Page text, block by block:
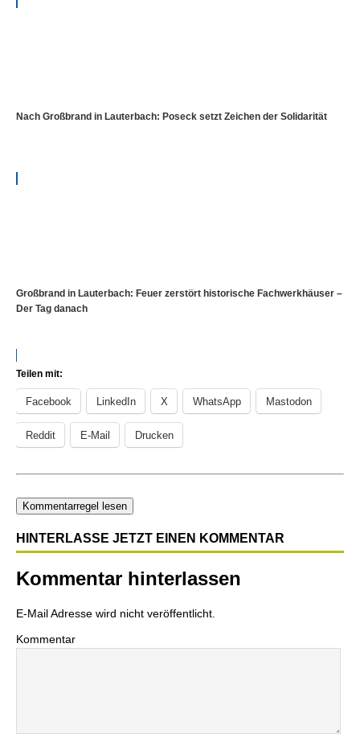
Nach Großbrand in Lauterbach: Poseck setzt Zeichen der Solidarität
Großbrand in Lauterbach: Feuer zerstört historische Fachwerkhäuser –
Der Tag danach
Teilen mit:
Facebook LinkedIn X WhatsApp Mastodon
Reddit E-Mail Drucken
Kommentarregel lesen
HINTERLASSE JETZT EINEN KOMMENTAR
Kommentar hinterlassen
E-Mail Adresse wird nicht veröffentlicht.
Kommentar